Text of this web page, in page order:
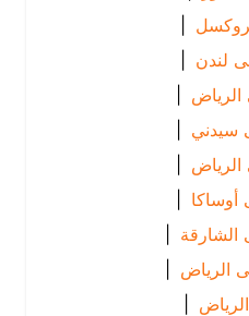
|
|
|
|
|
|
|
|
|